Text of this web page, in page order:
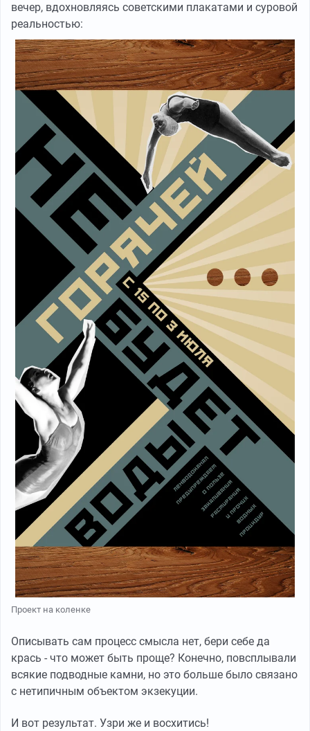
вечер, вдохновляясь советскими плакатами и суровой
реальностью:
Проект на коленке
Описывать сам процесс смысла нет, бери себе да
крась - что может быть проще? Конечно, повсплывали
всякие подводные камни, но это больше было связано
с нетипичным объектом экзекуции.
И вот результат. Узри же и восхитись!